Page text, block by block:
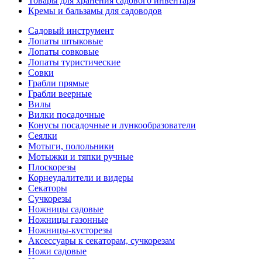
Кремы и бальзамы для садоводов
Садовый инструмент
Лопаты штыковые
Лопаты совковые
Лопаты туристические
Совки
Грабли прямые
Грабли веерные
Вилы
Вилки посадочные
Конусы посадочные и лункообразователи
Сеялки
Мотыги, полольники
Мотыжки и тяпки ручные
Плоскорезы
Корнеудалители и видеры
Секаторы
Сучкорезы
Ножницы садовые
Ножницы газонные
Ножницы-кусторезы
Аксессуары к секаторам, сучкорезам
Ножи садовые